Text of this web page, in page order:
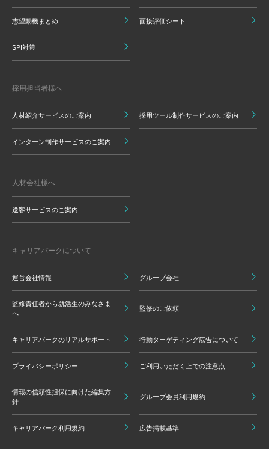
志望動機まとめ 面接評価シート
SPI対策
採用担当者様へ
人材紹介サービスのご案内 採用ツール制作サービスのご案内
インターン制作サービスのご案内
人材会社様へ
送客サービスのご案内
キャリアパークについて
運営会社情報 グループ会社
監修責任者から就活生のみなさま
へ
監修のご依頼
キャリアパークのリアルサポート 行動ターゲティング広告について
プライバシーポリシー ご利用いただく上での注意点
情報の信頼性担保に向けた編集方
針
グループ会員利用規約
キャリアパーク利用規約 広告掲載基準